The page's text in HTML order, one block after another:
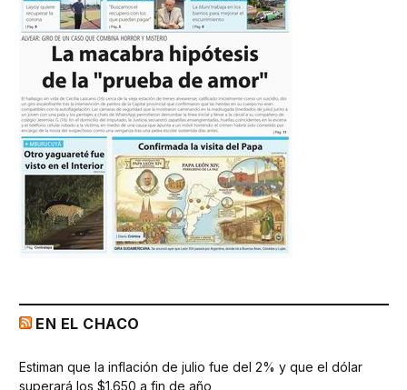
EN EL CHACO
Estiman que la inflación de julio fue del 2% y que el dólar
superará los $1.650 a fin de año